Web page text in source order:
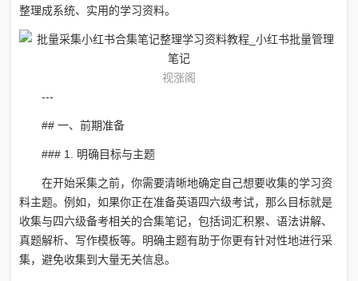
整理成系统、实用的学习资料。
视涨阁
---
## 一、前期准备
### 1. 明确目标与主题
在开始采集之前，你需要清晰地确定自己想要收集的学习资
料主题。例如，如果你正在准备英语四六级考试，那么目标就是
收集与四六级备考相关的合集笔记，包括词汇积累、语法讲解、
真题解析、写作模板等。明确主题有助于你更有针对性地进行采
集，避免收集到大量无关信息。